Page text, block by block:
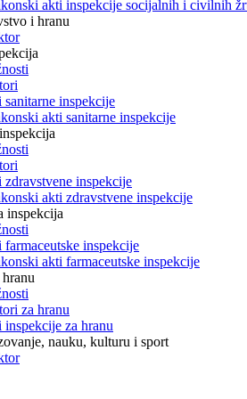
akti inspekcije socijalnih i civilnih
i hranu
sanitarne inspekcije
akti sanitarne inspekcije
zdravstvene inspekcije
akti zdravstvene inspekcije
inspekcija
farmaceutske inspekcije
akti farmaceutske inspekcije
za hranu
inspekcije za hranu
nauku, kulturu i sport